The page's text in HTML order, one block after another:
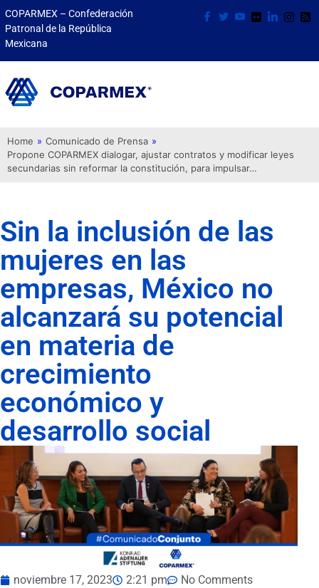
COPARMEX – Confederación
Patronal de la República
Mexicana
Home » Comunicado de Prensa »
Propone COPARMEX dialogar, ajustar contratos y modificar leyes
secundarias sin reformar la constitución, para impulsar…
Sin la inclusión de las
mujeres en las
empresas, México no
alcanzará su potencial
en materia de
crecimiento
económico y
desarrollo social
noviembre 17, 2023 2:21 pm
No Comments